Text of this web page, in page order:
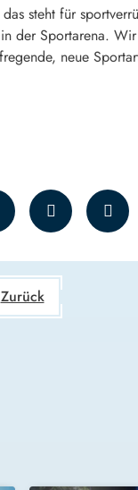
steht für
der Sportarena.
neue
Zurück